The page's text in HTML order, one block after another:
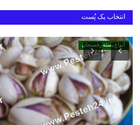
انتخاب یک پُست
انواع پسته رفسنجان